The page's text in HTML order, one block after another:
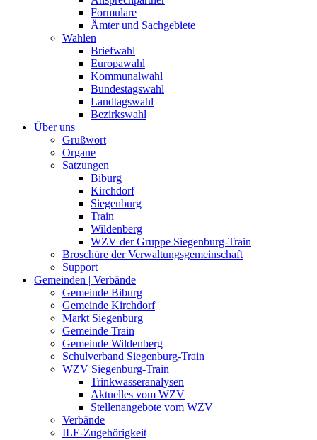
Formulare
Ämter und Sachgebiete
Wahlen
Briefwahl
Europawahl
Kommunalwahl
Bundestagswahl
Landtagswahl
Bezirkswahl
Über uns
Grußwort
Organe
Satzungen
Biburg
Kirchdorf
Siegenburg
Train
Wildenberg
WZV der Gruppe Siegenburg-Train
Broschüre der Verwaltungsgemeinschaft
Support
Gemeinden | Verbände
Gemeinde Biburg
Gemeinde Kirchdorf
Markt Siegenburg
Gemeinde Train
Gemeinde Wildenberg
Schulverband Siegenburg-Train
WZV Siegenburg-Train
Trinkwasseranalysen
Aktuelles vom WZV
Stellenangebote vom WZV
Verbände
ILE-Zugehörigkeit